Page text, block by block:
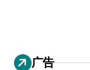
广告